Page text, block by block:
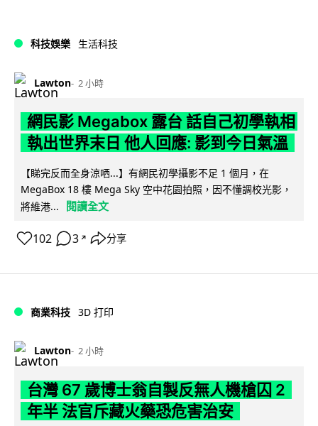
科技娛樂 生活科技
Lawton 2 小時
網民影 Megabox 露台 話自己初學執相
執出世界末日 他人回應: 影到今日氣溫
【睇完反而全身涼哂...】有網民初學攝影不足 1 個月，在
MegaBox 18 樓 Mega Sky 空中花園拍照，因不懂調校光影，
將維港...
閱讀全文
102 3 ↗ 分享
商業科技 3D 打印
Lawton 2 小時
台灣 67 歲博士翁自製反無人機槍囚 2
年半 法官斥藏火藥恐危害治安